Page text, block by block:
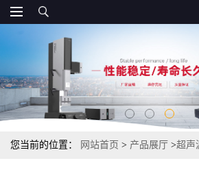
您当前的位置： 网站首页 > 产品展厅 >超声